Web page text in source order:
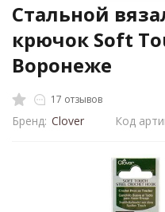
Стальной
крючок Soft
Воронеже
17 отзывов
Бренд: Clover Код